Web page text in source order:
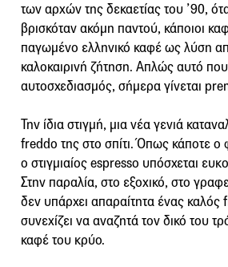
των αρχών της δεκαετίας του ’90,
βρισκόταν ακόμη παντού, κάποιοι
παγωμένο ελληνικό καφέ ως λύση
καλοκαιρινή ζήτηση. Απλώς αυτό
αυτοσχεδιασμός, σήμερα γίνεται
Την ίδια στιγμή, μια νέα γενιά
freddo της στο σπίτι. Όπως κάποτε ο
ο στιγμιαίος espresso υπόσχεται
Στην παραλία, στο εξοχικό, στο
δεν υπάρχει απαραίτητα ένας
συνεχίζει να αναζητά τον δικό του
καφέ του κρύο.